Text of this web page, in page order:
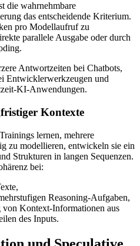
die wahrnehmbare
das entscheidende Kriterium.
pro Modellaufruf zu
parallele Ausgabe oder durch
Antwortzeiten bei Chatbots,
Entwicklerwerkzeugen und
KI-Anwendungen.
Kontexte
lernen, mehrere
zu modellieren, entwickeln sie ein
Strukturen in langen Sequenzen.
bei:
Reasoning-Aufgaben,
Kontext-Informationen aus
des Inputs.